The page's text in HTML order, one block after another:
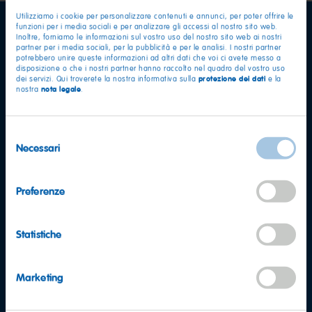
Utilizziamo i cookie per personalizzare contenuti e annunci, per poter offrire le
funzioni per i media sociali e per analizzare gli accessi al nostro sito web.
Inoltre, forniamo le informazioni sul vostro uso del nostro sito web ai nostri
partner per i media sociali, per la pubblicità e per le analisi. I nostri partner
potrebbero unire queste informazioni ad altri dati che voi ci avete messo a
disposizione o che i nostri partner hanno raccolto nel quadro del vostro uso
dei servizi. Qui troverete la nostra informativa sulla protezione dei dati e la
nostra nota legale.
delNecessari
Preferenze
Statistiche
Marketing